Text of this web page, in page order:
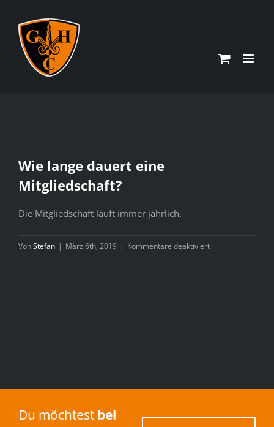
Inhalt
springen
Wie lange dauert eine
Mitgliedschaft?
Die Mitgliedschaft läuft immer jährlich.
VonStefan | März 6th, 2019 | Kommentare deaktiviertfür
Wie
Du möchtest bei